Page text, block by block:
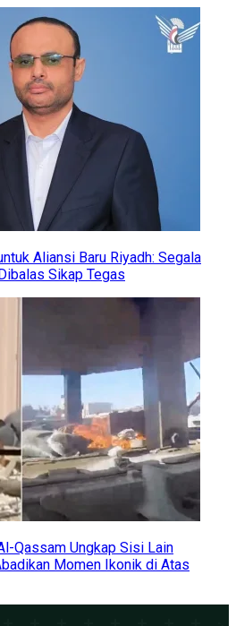
Aliansi Baru Riyadh: Segala
Sikap Tegas
Qassam Ungkap Sisi Lain
Momen Ikonik di Atas